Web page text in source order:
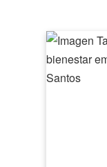
Taller
fortalece
la